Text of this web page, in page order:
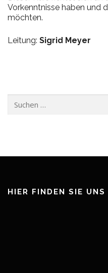
Vorkenntnisse haben und
möchten.
Leitung: Sigrid Meyer
nach:
HIER FINDEN SIE UNS